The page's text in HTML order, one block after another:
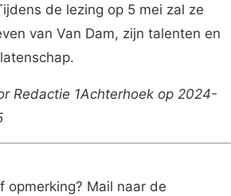
de lezing op 5 mei zal ze
van Van Dam, zijn talenten en
Redactie 1Achterhoek op 2024-
opmerking? Mail naar de